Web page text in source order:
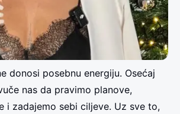
donosi posebnu energiju. Osećaj
nas da pravimo planove,
i zadajemo sebi ciljeve. Uz sve to,